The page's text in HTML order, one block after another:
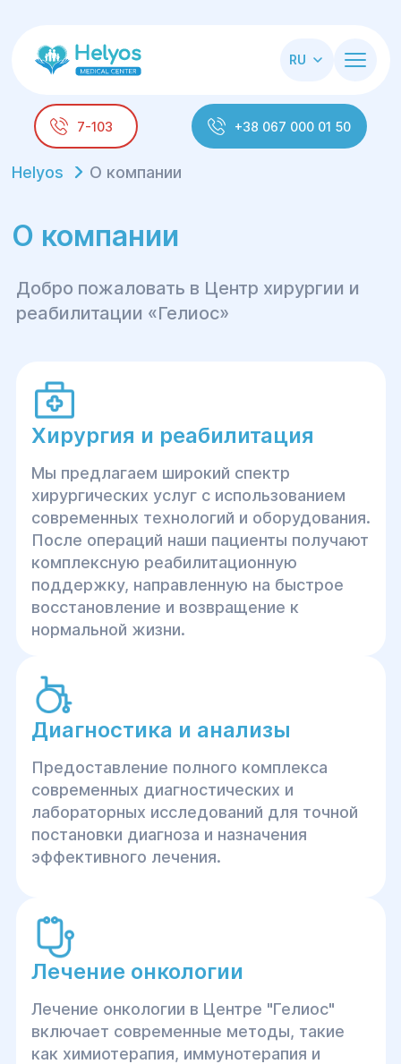
RU
7-103 +38 067 000 01 50
Helyos О компании
О компании
Добро пожаловать в Центр хирургии и
реабилитации «Гелиос»
Хирургия и реабилитация
Мы предлагаем широкий спектр
хирургических услуг с использованием
современных технологий и оборудования.
После операций наши пациенты получают
комплексную реабилитационную
поддержку, направленную на быстрое
восстановление и возвращение к
нормальной жизни.
Диагностика и анализы
Предоставление полного комплекса
современных диагностических и
лабораторных исследований для точной
постановки диагноза и назначения
эффективного лечения.
Лечение онкологии
Лечение онкологии в Центре "Гелиос"
включает современные методы, такие
как химиотерапия, иммунотерапия и